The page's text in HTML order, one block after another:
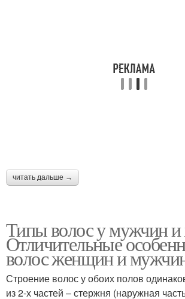
читать дальше →
Типы волос у мужчин
Отличительные
волос женщин и
Строение волос у обоих полов
из 2-х частей – стержня (наружная